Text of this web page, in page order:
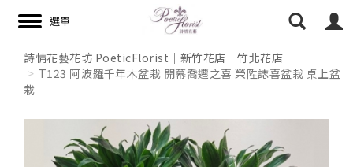
詩情花藝花坊 PoeticFlorist｜新竹花店｜竹北花店
T123 阿波羅千年木盆栽 開幕喬遷之喜 榮陞誌喜盆栽 桌上盆
栽